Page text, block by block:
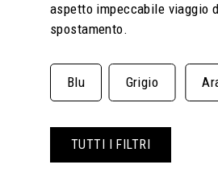
aspetto impeccabile viaggio
spostamento.
Blu Grigio
TUTTI I FILTRI